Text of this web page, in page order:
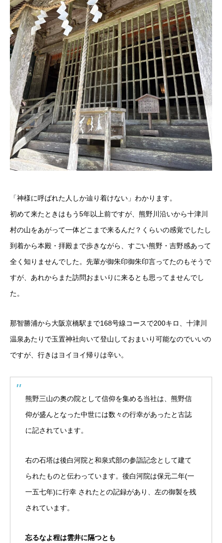
「神様に呼ばれた人しか辿り着けない」わかります。
初めて来たときはもう5年以上前ですが、熊野川沿いから十津川
村の山をあがって一体どこまで来るんだ？くらいの感覚でしたし
到着から本殿・拝殿まで歩きながら、すごい熊野・吉野感あって
全く知りませんでした。先輩が御朱印御朱印言ってたのもそうで
すが、あれからまた訪問おまいりに来るとも思ってませんでし
た。
那智勝浦から大阪京橋駅まで168号線コースで200キロ、十津川
温泉あたりで玉置神社向いて登山しておまいり可能なのでいいの
ですが、行きはヨイヨイ帰りは辛い。
熊野三山の奥の院として信仰を集める当社は、熊野信
仰が盛んとなった中世には数々の行幸があったと古誌
に記されています。
右の石塔は後白河院と和泉式部の参詣記念として建て
られたものと伝わっています。後白河院は保元二年(一
一五七年)に行幸 されたとの記録があり、左の御製を残
されています。
忘るなよ程は雲井に隔つとも